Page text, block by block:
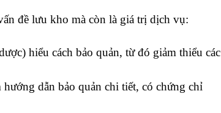
đề lưu kho mà còn là giá trị dịch vụ:
hiểu cách bảo quản, từ đó giảm thiểu các
dẫn bảo quản chi tiết, có chứng chỉ